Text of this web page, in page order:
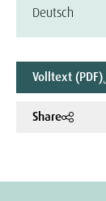
Deutsch
Volltext (PDF)
Share